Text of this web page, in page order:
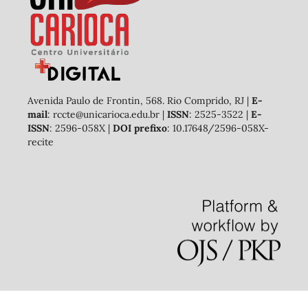
Avenida Paulo de Frontin, 568. Rio Comprido, RJ | E-
mail: rccte@unicarioca.edu.br | ISSN: 2525-3522 | E-
ISSN: 2596-058X | DOI prefixo: 10.17648/2596-058X-
recite